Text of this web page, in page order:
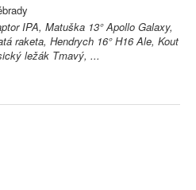
IPA, Matuška 13° Apollo Galaxy,
raketa, Hendrych 16° H16 Ale, Kout
ležák Tmavý, ...